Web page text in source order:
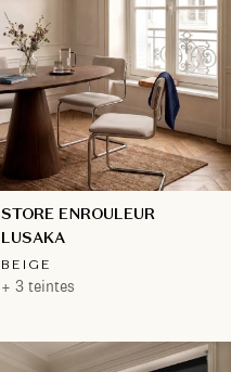
STORE ENROULEUR
LUSAKA
BEIGE
+ 3 teintes